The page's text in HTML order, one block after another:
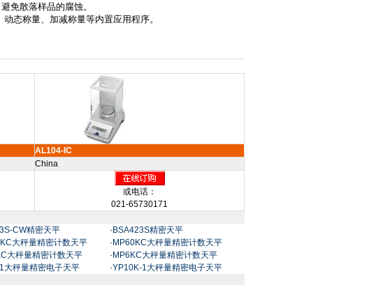
免散落样品的腐蚀。
态称量、加减称量等内置应用程序。
AL104-IC
China
或电话：
021-65730171
CW精密天平 · BSA423S精密天平
大秤量精密计数天平 · MP60KC大秤量精密计数天平
大秤量精密计数天平 · MP6KC大秤量精密计数天平
大秤量精密电子天平 ·YP10K-1大秤量精密电子天平